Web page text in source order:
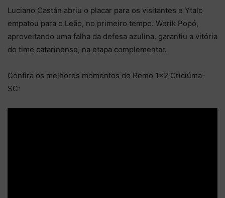
Luciano Castán abriu o placar para os visitantes e Ytalo
empatou para o Leão, no primeiro tempo. Werik Popó,
aproveitando uma falha da defesa azulina, garantiu a vitória
do time catarinense, na etapa complementar.
Confira os melhores momentos de Remo 1×2 Criciúma-
SC: